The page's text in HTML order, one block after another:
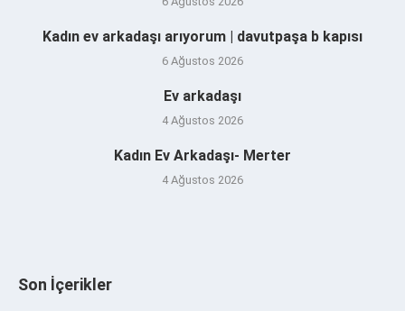
Kadın ev arkadaşı arıyorum | davutpaşa b kapısı
6 Ağustos 2026
Ev arkadaşı
4 Ağustos 2026
Kadın Ev Arkadaşı- Merter
4 Ağustos 2026
Son İçerikler